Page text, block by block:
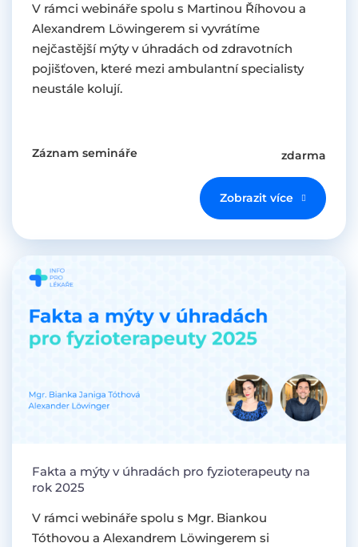
V rámci webináře spolu s Martinou Říhovou a
Alexandrem Löwingerem si vyvrátíme
nejčastější mýty v úhradách od zdravotních
pojišťoven, které mezi ambulantní specialisty
neustále kolují.
Záznam semináře zdarma
Zobrazit více
Fakta a mýty v úhradách pro fyzioterapeuty na
rok 2025
V rámci webináře spolu s Mgr. Biankou
Tóthovou a Alexandrem Löwingerem si